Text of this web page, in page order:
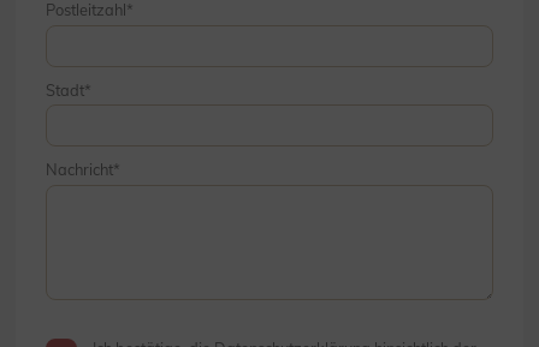
Postleitzahl
Stadt
Nachricht